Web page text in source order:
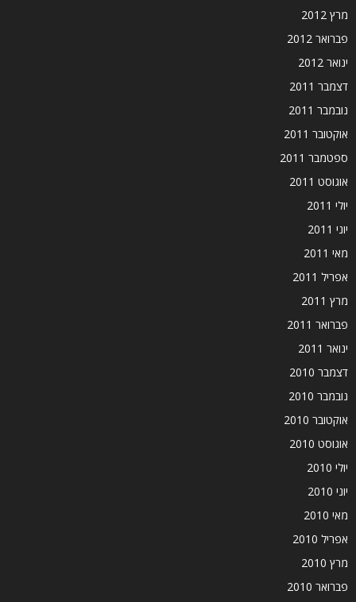
מרץ 2012
פברואר 2012
ינואר 2012
דצמבר 2011
נובמבר 2011
אוקטובר 2011
ספטמבר 2011
אוגוסט 2011
יולי 2011
יוני 2011
מאי 2011
אפריל 2011
מרץ 2011
פברואר 2011
ינואר 2011
דצמבר 2010
נובמבר 2010
אוקטובר 2010
אוגוסט 2010
יולי 2010
יוני 2010
מאי 2010
אפריל 2010
מרץ 2010
פברואר 2010